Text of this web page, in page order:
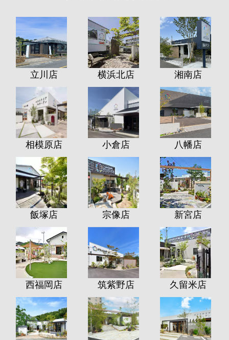
立川店 横浜北店 湘南店
相模原店 小倉店 八幡店
飯塚店 宗像店 新宮店
西福岡店 筑紫野店 久留米店